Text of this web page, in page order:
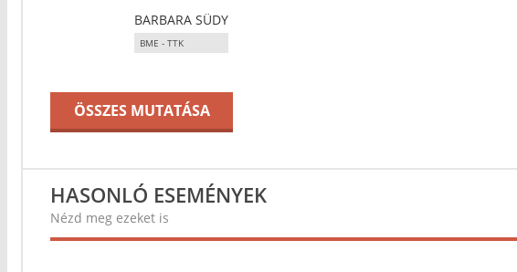
BARBARA SÜDY
BME - TTK
ÖSSZES MUTATÁSA
HASONLÓ ESEMÉNYEK
Nézd meg ezeket is